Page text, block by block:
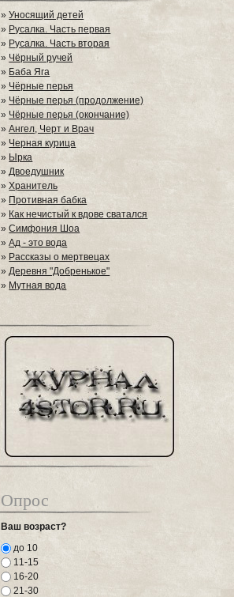
»Уносящий детей
» Русалка. Часть первая
» Русалка. Часть вторая
» Чёрный ручей
» Баба Яга
»Чёрные перья
» Чёрные перья (продолжение)
» Чёрные перья (окончание)
»Ангел, Черт и Врач
» Черная курица
» Ырка
»Двоедушник
»Хранитель
» Противная бабка
» Как нечистый к вдове сватался
»Симфония Шоа
»Ад - это вода
» Рассказы о мертвецах
»Деревня "Добренькое"
» Мутная вода
Опрос
Ваш возраст?
до 10
11-15
16-20
21-30